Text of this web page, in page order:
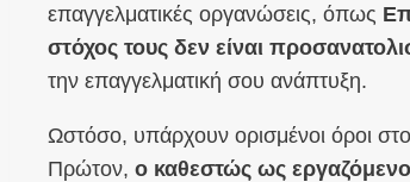
επαγγελματικές οργανώσεις, όπως
στόχος τους δεν είναι
την επαγγελματική σου ανάπτυξη.
Ωστόσο, υπάρχουν ορισμένοι όροι
Πρώτον, ο καθεστώς ως